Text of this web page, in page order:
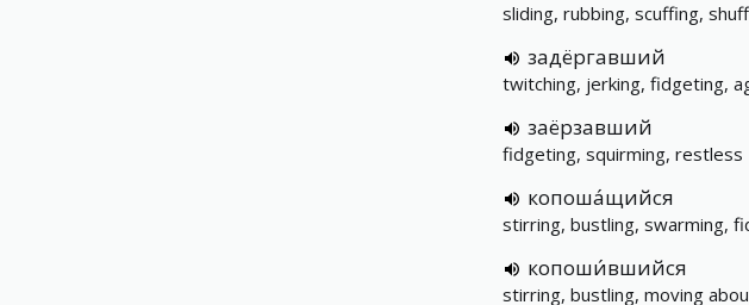
sliding, rubbing, scuffing,
задёргавший
twitching, jerking, fidgeting,
заёрзавший
fidgeting, squirming, restless
копоша́щийся
stirring, bustling, swarming,
копоши́вшийся
stirring, bustling, moving